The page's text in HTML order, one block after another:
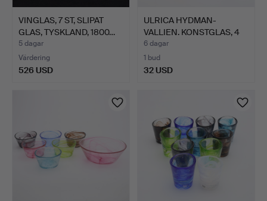
VINGLAS, 7 ST, SLIPAT
GLAS, TYSKLAND, 1800…
5 dagar
Värdering
526 USD
ULRICA HYDMAN-
VALLIEN. KONSTGLAS, 4
ST, "F…
6 dagar
1 bud
32 USD